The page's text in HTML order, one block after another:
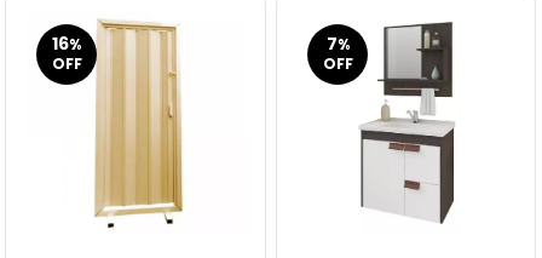
16%
OFF
7%
OFF